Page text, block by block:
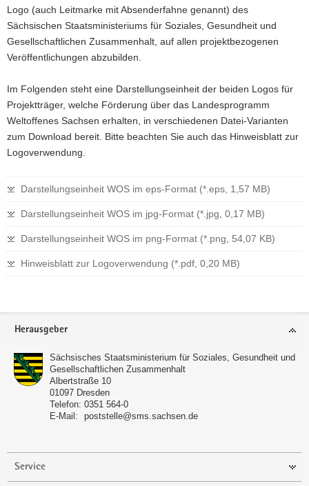
Nicht nur für Graswurzel-Initiativen:
kurzfristig und flexibel bis zu 10.000 Euro für Ihr
Demokratieprojekt in Sachsen beantragen.
Die Antragstellung ist fortlaufend bis vier Wochen vor
Projektbeginn möglich.
Logo (auch Leitmarke mit Absenderfahne genannt) des
Sächsischen Staatsministeriums für Soziales, Gesundheit und
Gesellschaftlichen Zusammenhalt, auf allen projektbezogenen
Veröffentlichungen abzubilden.
Im Folgenden steht eine Darstellungseinheit der beiden Logos für
Projektträger, welche Förderung über das Landesprogramm
Weltoffenes Sachsen erhalten, in verschiedenen Datei-Varianten
zum Download bereit. Bitte beachten Sie auch das Hinweisblatt zur
Logoverwendung.
Darstellungseinheit WOS im eps-Format (*.eps, 1,57 MB)
Darstellungseinheit WOS im jpg-Format (*.jpg, 0,17 MB)
Darstellungseinheit WOS im png-Format (*.png, 54,07 KB)
Hinweisblatt zur Logoverwendung (*.pdf, 0,20 MB)
Footer-
Herausgeber
Sächsisches Staatsministerium für Soziales, Gesundheit und
Gesellschaftlichen Zusammenhalt
Albertstraße 10
01097 Dresden
Telefon: 0351 564-0
E-Mail:
poststelle@sms.sachsen.de
Service